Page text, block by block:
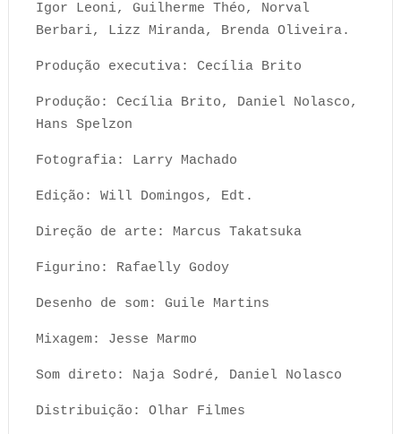
Igor Leoni, Guilherme Théo, Norval
Berbari, Lizz Miranda, Brenda Oliveira.
Produção executiva: Cecília Brito
Produção: Cecília Brito, Daniel Nolasco,
Hans Spelzon
Fotografia: Larry Machado
Edição: Will Domingos, Edt.
Direção de arte: Marcus Takatsuka
Figurino: Rafaelly Godoy
Desenho de som: Guile Martins
Mixagem: Jesse Marmo
Som direto: Naja Sodré, Daniel Nolasco
Distribuição: Olhar Filmes